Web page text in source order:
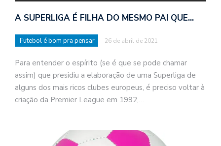
A SUPERLIGA É FILHA DO MESMO PAI QUE…
Futebol é bom pra pensar 26 de abril de 2021
Para entender o espírito (se é que se pode chamar
assim) que presidiu a elaboração de uma Superliga de
alguns dos mais ricos clubes europeus, é preciso voltar à
criação da Premier League em 1992,…